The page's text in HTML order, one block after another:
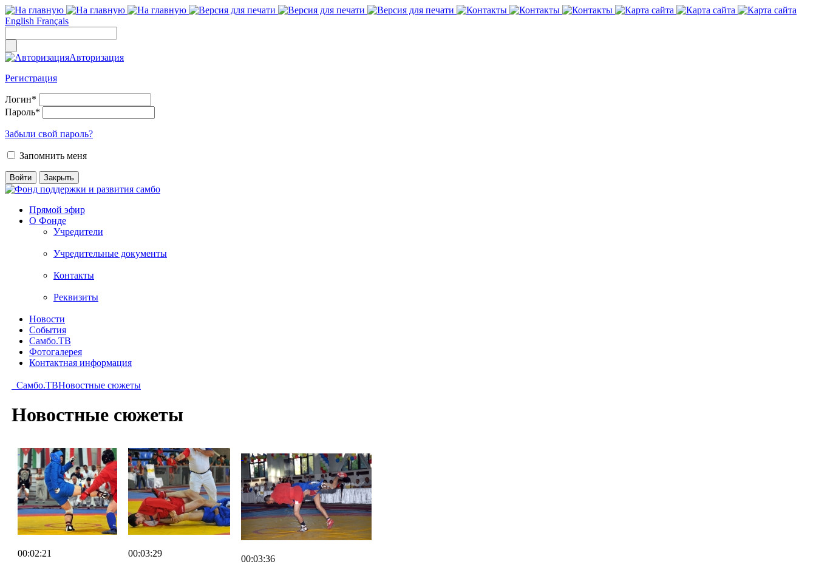
English Français
Авторизация
Регистрация
Логин*
Пароль*
Забыли свой пароль?
Запомнить меня
Прямой эфир
О Фонде
Учредители
Учредительные документы
Контакты
Реквизиты
Новости
События
Самбо.ТВ
Фотогалерея
Контактная информация
Самбо.ТВНовостные сюжеты
Новостные сюжеты
00:02:21 00:03:29
00:03:36